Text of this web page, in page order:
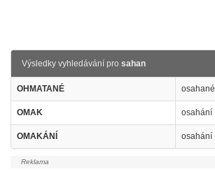
Výsledky vyhledávání pro sahan
OHMATANÉ osahané
OMAK osahání
OMAKÁNÍ osahání